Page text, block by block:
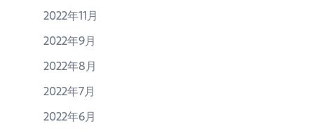
2022年11月
2022年9月
2022年8月
2022年7月
2022年6月